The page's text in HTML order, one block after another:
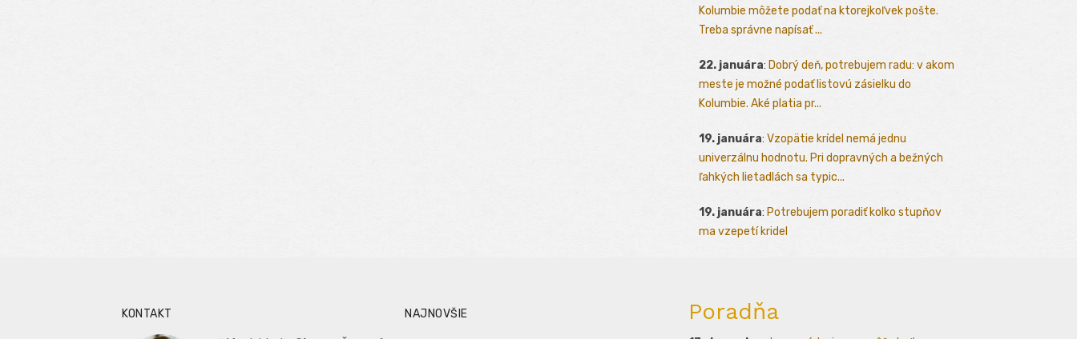
Kolumbie môžete podať na ktorejkoľvek pošte.
Treba správne napísať ...
22. januára: Dobrý deň, potrebujem radu: v akom
meste je možné podať listovú zásielku do
Kolumbie. Aké platia pr...
19. januára: Vzopätie krídel nemá jednu
univerzálnu hodnotu. Pri dopravných a bežných
ľahkých lietadlách sa typic...
19. januára: Potrebujem poradiť kolko stupňov
ma vzepetí kridel
KONTAKT NAJNOVŠIE Poradňa